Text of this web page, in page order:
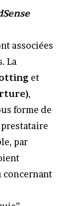
associées
La
et
,
forme de
par
concernant